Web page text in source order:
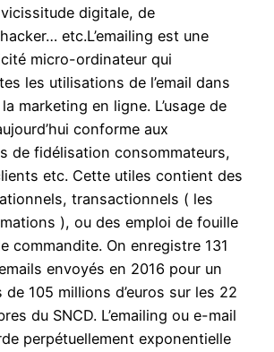
digitale, de
etc.L’emailing est une
micro-ordinateur qui
les utilisations de l’email dans
marketing en ligne. L’usage de
conforme aux
de fidélisation consommateurs,
etc. Cette utiles contient des
transactionnels ( les
), ou des emploi de fouille
commandite. On enregistre 131
envoyés en 2016 pour un
de 105 millions d’euros sur les 22
du SNCD. L’emailing ou e-mail
perpétuellement exponentielle